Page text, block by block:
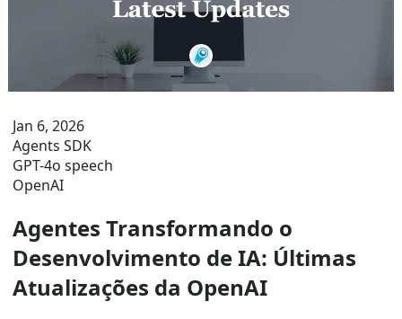
Jan 6, 2026
Agents SDK
GPT-4o speech
OpenAI
Agentes Transformando o
Desenvolvimento de IA: Últimas
Atualizações da OpenAI